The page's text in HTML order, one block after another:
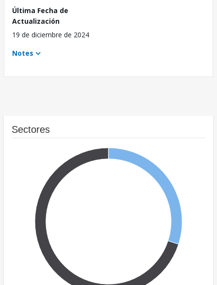
Última Fecha de
Actualización
19 de diciembre de 2024
Notes
Sectores